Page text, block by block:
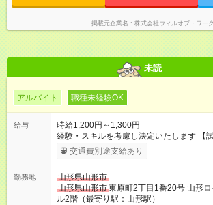
掲載元企業名 株式会社ウィルオブ・ワーク
未読
アルバイト 職種未経験OK
給与
時給1,200円～1,300円
経験・スキルを考慮し決定いたします 【試用期間】試用期間あ
り 試用期間の長さ：1ヶ月 雇用形態、給
す。
交通費別途支給あり
勤務地
山形県山形市
山形県山形市東原町2丁目1番20号 山形
ル2階（最寄り駅：山形駅）